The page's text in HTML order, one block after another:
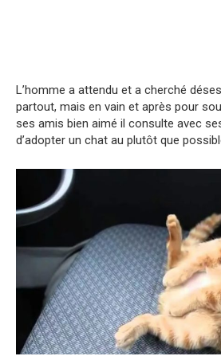
L’homme a attendu et a cherché
partout, mais en vain et après pour
ses amis bien aimé il consulte avec
d’adopter un chat au plutôt que